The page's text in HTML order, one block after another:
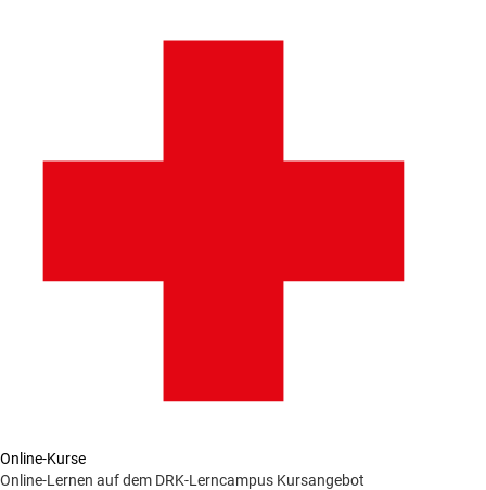
Online-Kurse
Online-Lernen auf dem DRK-Lerncampus Kursangebot